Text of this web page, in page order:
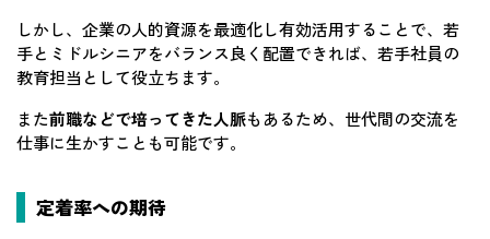
しかし、企業の人的資源を最適化し有効活用することで、若
手とミドルシニアをバランス良く配置できれば、若手社員の
教育担当として役立ちます。
また前職などで培ってきた人脈もあるため、世代間の交流を
仕事に生かすことも可能です。
定着率への期待